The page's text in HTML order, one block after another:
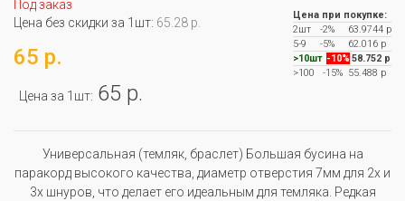
Под заказ
Цена без скидки за 1шт: 65.28 р.
65 р.
Цена за 1шт: 65 р.
Цена при покупке:
2шт
-2%
63.9744 р
5-9
-5%
62.016 р
>10шт -10% 58.752 р
>100
-15% 55.488 р
Универсальная (темляк, браслет) Большая бусина на
паракорд высокого качества, диаметр отверстия 7мм для 2х и
3х шнуров, что делает его идеальным для темляка. Редкая